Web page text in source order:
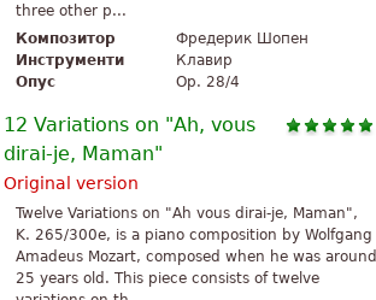
three other p...
Композитор
Фредерик Шопен
Инструменти
Клавир
Опус
Op. 28/4
12 Variations on "Ah, vous
dirai-je, Maman"
Original version
Twelve Variations on "Ah vous dirai-je, Maman",
K. 265/300e, is a piano composition by Wolfgang
Amadeus Mozart, composed when he was around
25 years old. This piece consists of twelve